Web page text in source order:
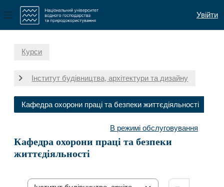
Бокова панель
Увійти
Курси
Інститут будівництва, архітектури та дизайну
Кафедра охорони праці та безпеки життєдіяльності
В режимі обслуговування
Кафедра охорони праці та безпеки
життєдіяльності